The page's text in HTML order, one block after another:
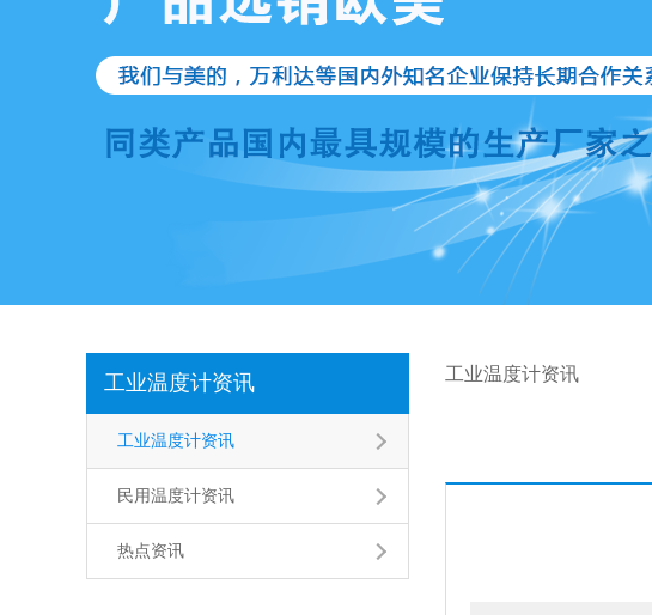
工业温度计资讯
工业温度计资讯
民用温度计资讯
热点资讯
工业温度计资讯